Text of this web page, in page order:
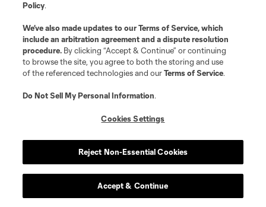
Policy.
We’ve also made updates to ourTerms of Service, which
include an arbitration agreement and a dispute resolution
procedure. By clicking “Accept & Continue” or continuing
to browse the site, you agree to both the storing and use
of the referenced technologies and ourTerms of Service.
Do Not Sell My Personal Information.
Cookies Settings
Reject Non-Essential Cookies
Accept & Continue